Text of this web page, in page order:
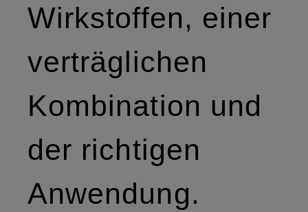
Wirkstoffen, einer
verträglichen
Kombination und
der richtigen
Anwendung.